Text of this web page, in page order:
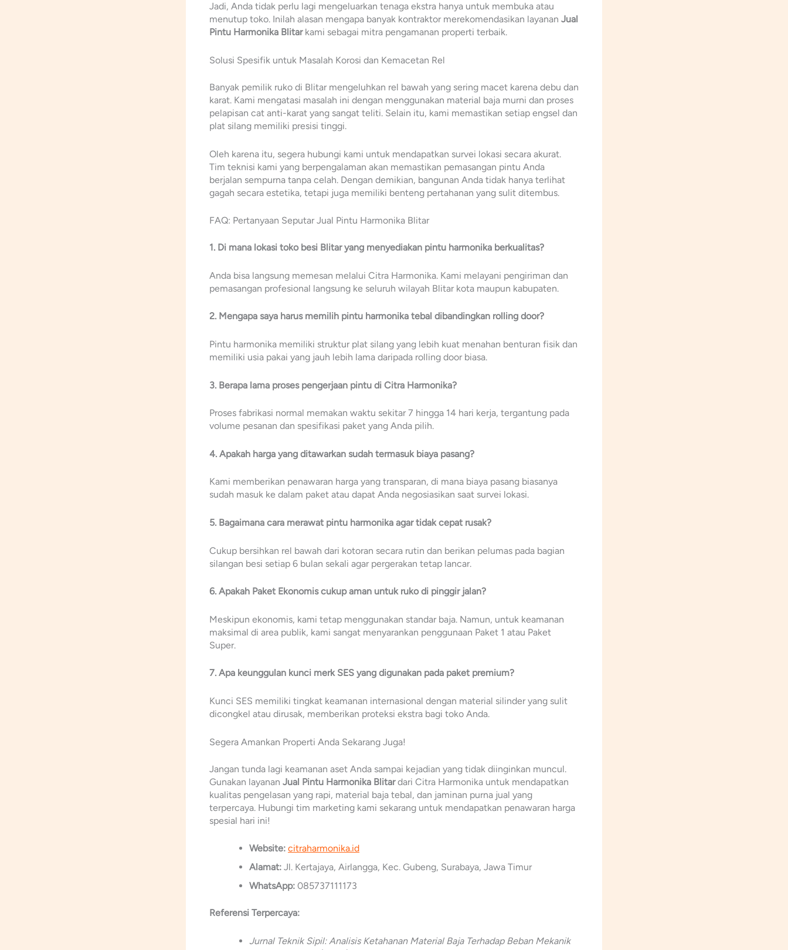
Jadi, Anda tidak perlu lagi mengeluarkan tenaga ekstra hanya untuk membuka atau
menutup toko. Inilah alasan mengapa banyak kontraktor merekomendasikan layanan Jual
Pintu Harmonika Blitarkami sebagai mitra pengamanan properti terbaik.
Solusi Spesifik untuk Masalah Korosi dan Kemacetan Rel
Banyak pemilik ruko di Blitar mengeluhkan rel bawah yang sering macet karena debu dan
karat. Kami mengatasi masalah ini dengan menggunakan material baja murni dan proses
pelapisan cat anti-karat yang sangat teliti. Selain itu, kami memastikan setiap engsel dan
plat silang memiliki presisi tinggi.
Oleh karena itu, segera hubungi kami untuk mendapatkan survei lokasi secara akurat.
Tim teknisi kami yang berpengalaman akan memastikan pemasangan pintu Anda
berjalan sempurna tanpa celah. Dengan demikian, bangunan Anda tidak hanya terlihat
gagah secara estetika, tetapi juga memiliki benteng pertahanan yang sulit ditembus.
FAQ: Pertanyaan Seputar Jual Pintu Harmonika Blitar
1. Di mana lokasi toko besi Blitar yang menyediakan pintu harmonika berkualitas?
Anda bisa langsung memesan melalui Citra Harmonika. Kami melayani pengiriman dan
pemasangan profesional langsung ke seluruh wilayah Blitar kota maupun kabupaten.
2. Mengapa saya harus memilih pintu harmonika tebal dibandingkan rolling door?
Pintu harmonika memiliki struktur plat silang yang lebih kuat menahan benturan fisik dan
memiliki usia pakai yang jauh lebih lama daripada rolling door biasa.
3. Berapa lama proses pengerjaan pintu di Citra Harmonika?
Proses fabrikasi normal memakan waktu sekitar 7 hingga 14 hari kerja, tergantung pada
volume pesanan dan spesifikasi paket yang Anda pilih.
4. Apakah harga yang ditawarkan sudah termasuk biaya pasang?
Kami memberikan penawaran harga yang transparan, di mana biaya pasang biasanya
sudah masuk ke dalam paket atau dapat Anda negosiasikan saat survei lokasi.
5. Bagaimana cara merawat pintu harmonika agar tidak cepat rusak?
Cukup bersihkan rel bawah dari kotoran secara rutin dan berikan pelumas pada bagian
silangan besi setiap 6 bulan sekali agar pergerakan tetap lancar.
6. Apakah Paket Ekonomis cukup aman untuk ruko di pinggir jalan?
Meskipun ekonomis, kami tetap menggunakan standar baja. Namun, untuk keamanan
maksimal di area publik, kami sangat menyarankan penggunaan Paket 1 atau Paket
Super.
7. Apa keunggulan kunci merk SES yang digunakan pada paket premium?
Kunci SES memiliki tingkat keamanan internasional dengan material silinder yang sulit
dicongkel atau dirusak, memberikan proteksi ekstra bagi toko Anda.
Segera Amankan Properti Anda Sekarang Juga!
Jangan tunda lagi keamanan aset Anda sampai kejadian yang tidak diinginkan muncul.
Gunakan layanan Jual Pintu Harmonika Blitardari Citra Harmonika untuk mendapatkan
kualitas pengelasan yang rapi, material baja tebal, dan jaminan purna jual yang
terpercaya. Hubungi tim marketing kami sekarang untuk mendapatkan penawaran harga
spesial hari ini!
Website: citraharmonika.id
Alamat: Jl. Kertajaya, Airlangga, Kec. Gubeng, Surabaya, Jawa Timur
WhatsApp: 085737111173
Referensi Terpercaya:
Jurnal Teknik Sipil: Analisis Ketahanan Material Baja Terhadap Beban Mekanik